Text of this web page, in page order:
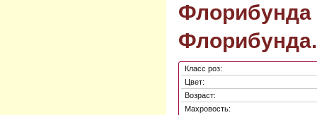
Флорибунда.
Класс роз:
Цвет:
Возраст:
Махровость: